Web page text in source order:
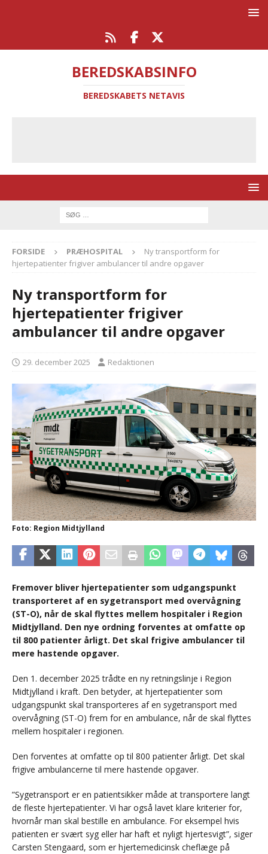
BEREDSKABSINFO
BEREDSKABETS NETAVIS
FORSIDE PRÆHOSPITAL
Ny transportform for
hjertepatienter frigiver ambulancer til andre opgaver
Ny transportform for
hjertepatienter frigiver
ambulancer til andre opgaver
29. december 2025 Redaktionen
Foto: Region Midtjylland
Fremover bliver hjertepatienter som udgangspunkt
transporteret af en sygetransport med overvågning
(ST-O), når de skal flyttes mellem hospitaler i Region
Midtjylland. Den nye ordning forventes at omfatte op
til 800 patienter årligt. Det skal frigive ambulancer til
mere hastende opgaver.
Den 1. december 2025 trådte en ny retningslinje i Region
Midtjylland i kraft. Den betyder, at hjertepatienter som
udgangspunkt skal transporteres af en sygetransport med
overvågning (ST-O) frem for en ambulance, når de skal flyttes
mellem hospitaler i regionen.
Den forventes at omfatte op til 800 patienter årligt. Det skal
frigive ambulancerne til mere hastende opgaver.
”Sygetransport er en patientsikker måde at transportere langt
de fleste hjertepatienter. Vi har også lavet klare kriterier for,
hvornår man skal bestille en ambulance. For eksempel hvis
patienten er svært syg eller har haft et nyligt hjertesvigt”, siger
Carsten Stengaard, som er hjertemedicinsk cheflæge på